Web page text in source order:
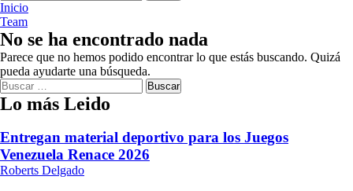
Inicio
Team
No se ha encontrado nada
Parece que no hemos podido encontrar lo que estás buscando. Quizá
pueda ayudarte una búsqueda.
Buscar:
Lo más Leido
Entregan material deportivo para los Juegos
Venezuela Renace 2026
Roberts Delgado